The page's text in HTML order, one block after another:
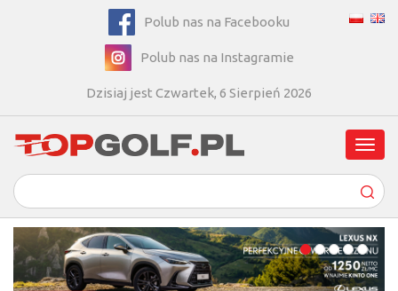
Polub nas na Facebooku
Polub nas na Instagramie
Dzisiaj jest Czwartek, 6 Sierpień 2026